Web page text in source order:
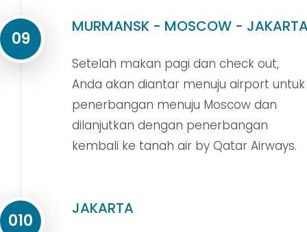
09
MURMANSK - MOSCOW -
Setelah makan pagi dan check out,
Anda akan diantar menuju airport untuk
penerbangan menuju Moscow dan
dilanjutkan dengan penerbangan
kembali ke tanah air by Qatar Airways.
010
JAKARTA